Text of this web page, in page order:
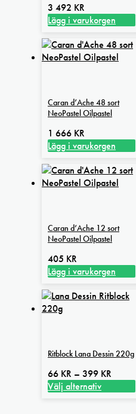
3 492 KR
Lägg i varukorgen
Caran d’Ache 48 sort
NeoPastel Oilpastel
1 666 KR
Lägg i varukorgen
Caran d’Ache 12 sort
NeoPastel Oilpastel
405 KR
Lägg i varukorgen
Ritblock Lana Dessin 220g
66 KR – 399 KR
Välj alternativ